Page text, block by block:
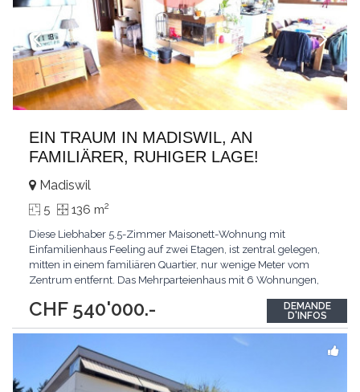
EIN TRAUM IN MADISWIL, AN
FAMILIÄRER, RUHIGER LAGE!
CHF 540'000.-
Madiswil
5 136 m2
Diese Liebhaber 5.5-Zimmer Maisonett-Wohnung mit
Einfamilienhaus Feeling auf zwei Etagen, ist zentral gelegen,
mitten in einem familiären Quartier, nur wenige Meter vom
Zentrum entfernt. Das Mehrparteienhaus mit 6 Wohnungen,
die das ruhige Quartier ausstrahlt. Die grosszügige Liebhaber
Wohnung mit Parkett und Keramikplatten, romantischem...
DEMANDE
D'INFOS